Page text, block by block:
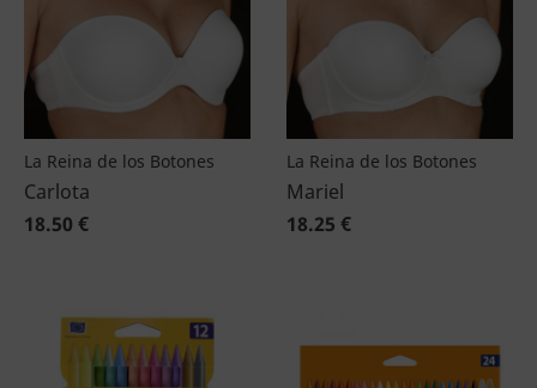
La Reina de los Botones
Carlota
18.50 €
La Reina de los Botones
Mariel
18.25 €